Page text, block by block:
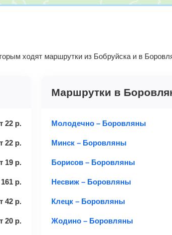
ходят маршрутки из Бобруйска и в
22 р.
22 р.
19 р.
161 р.
42 р.
20 р.
Маршрутки в
Молодечно – Боровляны
Минск – Боровляны
Борисов – Боровляны
Несвиж – Боровляны
Клецк – Боровляны
Жодино – Боровляны